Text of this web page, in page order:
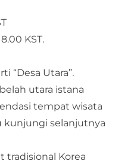
KST.
“Desa Utara”.
utara istana
tempat wisata
kunjungi selanjutnya
tradisional Korea